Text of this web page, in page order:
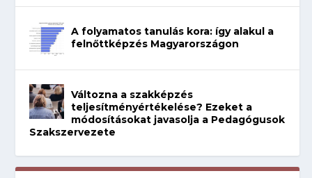
A folyamatos tanulás kora: így alakul a
felnőttképzés Magyarországon
Változna a szakképzés
teljesítményértékelése? Ezeket a
módosításokat javasolja a Pedagógusok
Szakszervezete